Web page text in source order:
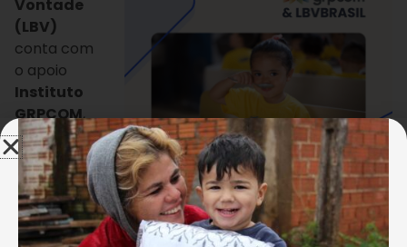
Vontade
(LBV)
conta com
o apoio
Instituto
GRPCOM,